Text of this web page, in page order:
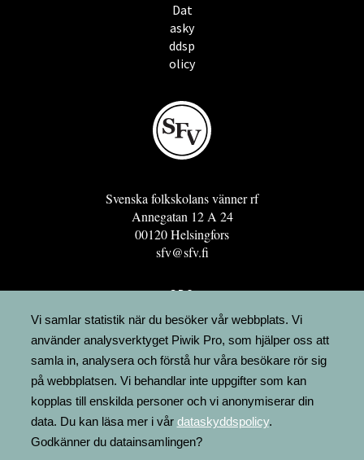
Dat
asky
ddsp
olicy
Svenska folkskolans vänner rf
Annegatan 12 A 24
00120 Helsingfors
sfv@sfv.fi
GRO
FÖRENINGSRESURSEN
MINNESRUNOR.FI
UPPSLAGSVERKET FINLAND
LÄGENHETER
FAKTURERING
Vi samlar statistik när du besöker vår webbplats. Vi
använder analysverktyget Piwik Pro, som hjälper oss att
samla in, analysera och förstå hur våra besökare rör sig
på webbplatsen. Vi behandlar inte uppgifter som kan
kopplas till enskilda personer och vi anonymiserar din
data. Du kan läsa mer i vår dataskyddspolicy.
Godkänner du datainsamlingen?